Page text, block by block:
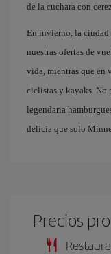
de la cuchara con
En invierno, la ciudad
nuestras ofertas de
vida, mientras que en
ciclistas y kayaks. No
legendaria
delicia que solo
Precios